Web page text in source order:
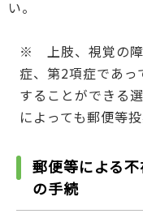
い。
※ 上肢、視覚の障
症、第2項症であっ
することができる
によっても郵便等
郵便等による
の手続